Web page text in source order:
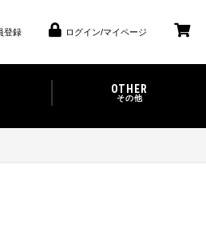
登録 ログイン/マイページ
OTHER
その他